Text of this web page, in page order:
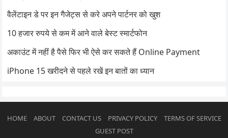
वैलेंटाइन डे पर इन गैजेट्स से करे अपने पार्टनर को खुश
10 हजार रुपये से कम में आने वाले बेस्ट स्मार्टफोन
अकाउंट में नहीं है पैसे फिर भी ऐसे कर सकते हैं Online Payment
iPhone 15 खरीदने से पहले रखें इन बातों का ध्यान
HOME ABOUT CONTACT US PRIVACY POLICY
TERMS OF SERVICE
GUEST POST